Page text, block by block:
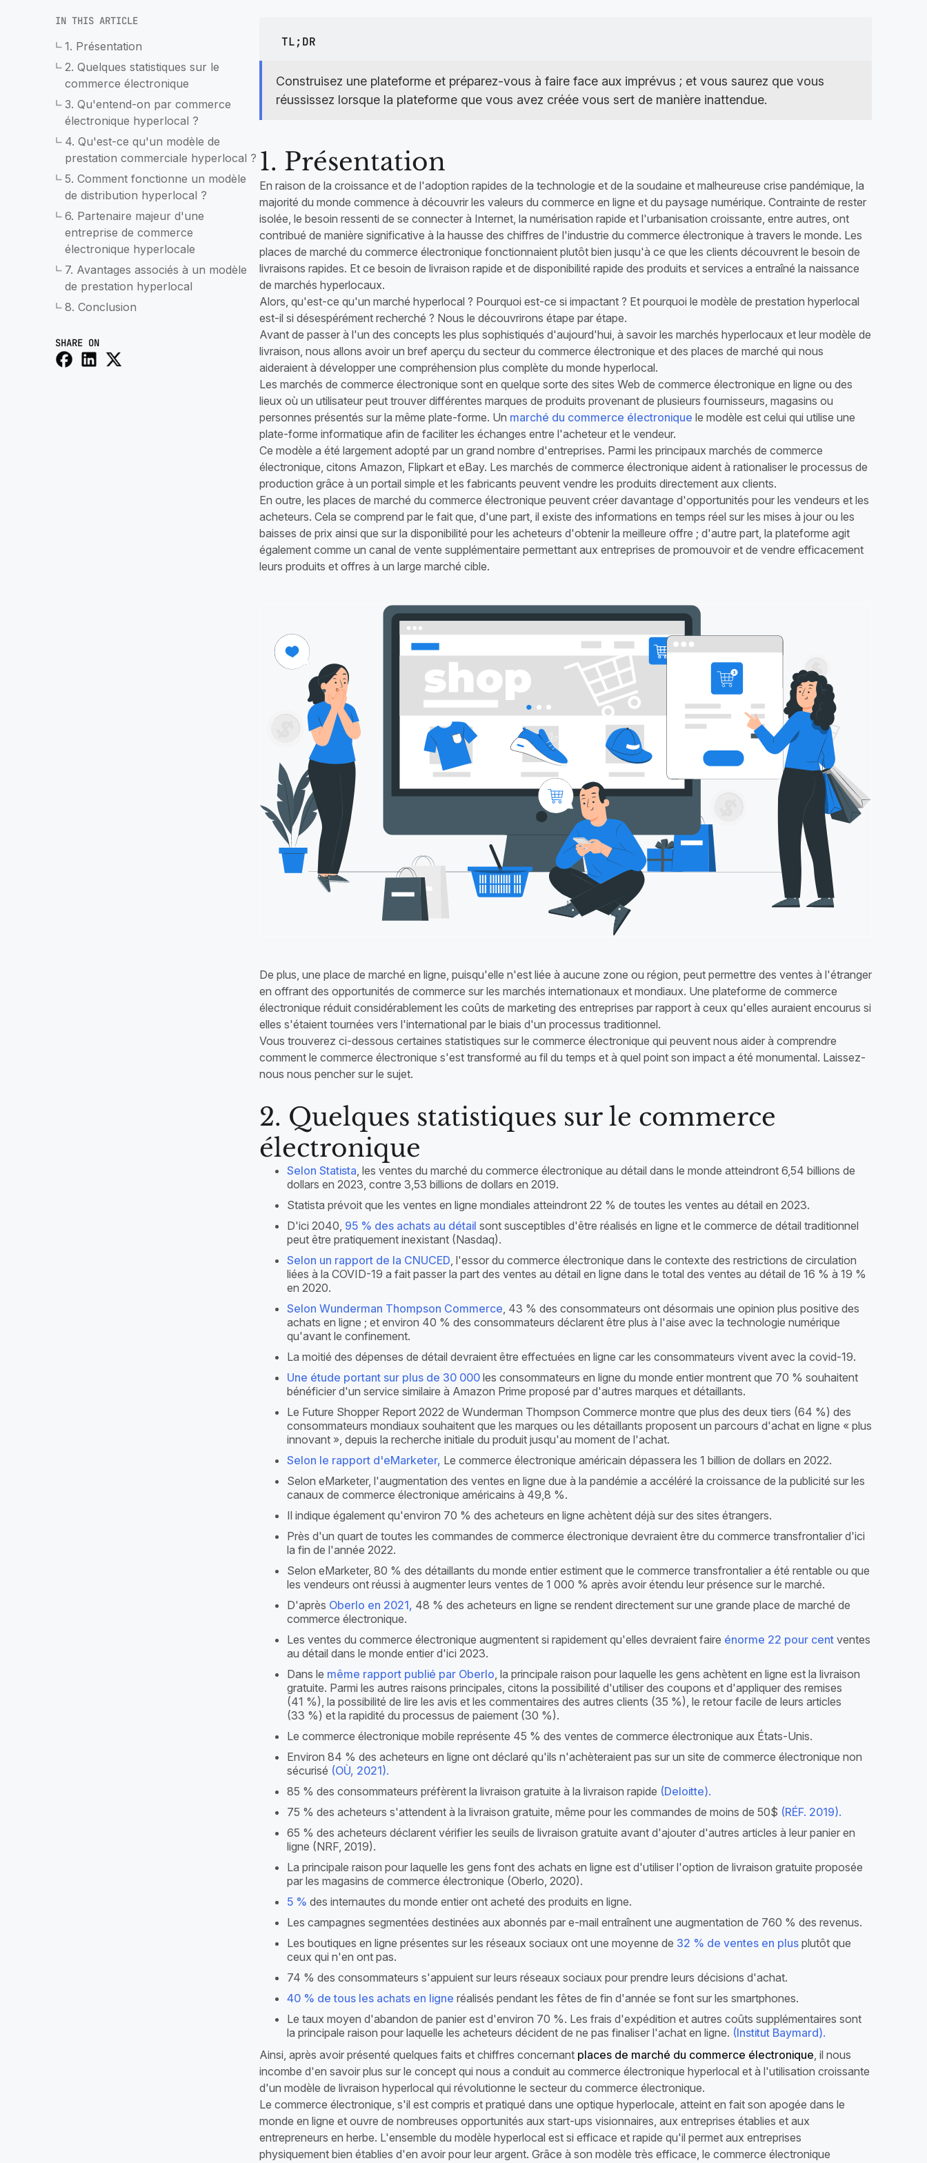
Gestion automatique des livraisons
Créez une application dédiée à la
pharmacie et à la livraison de
médicaments pour des magasins
indépendants ou des chaînes
IN THIS ARTICLE
1. Présentation
2. Quelques statistiques sur le
commerce électronique
3. Qu'entend-on par commerce
électronique hyperlocal ?
4. Qu'est-ce qu'un modèle de
prestation commerciale hyperlocal ?
5. Comment fonctionne un modèle
de distribution hyperlocal ?
6. Partenaire majeur d'une
entreprise de commerce
électronique hyperlocale
7. Avantages associés à un modèle
de prestation hyperlocal
8. Conclusion
SHARE ON
TL;DR
Construisez une plateforme et préparez-vous à faire face aux imprévus ; et vous saurez que vous
réussissez lorsque la plateforme que vous avez créée vous sert de manière inattendue.
1. Présentation
En raison de la croissance et de l'adoption rapides de la technologie et de la soudaine et malheureuse crise pandémique, la
majorité du monde commence à découvrir les valeurs du commerce en ligne et du paysage numérique. Contrainte de rester
isolée, le besoin ressenti de se connecter à Internet, la numérisation rapide et l'urbanisation croissante, entre autres, ont
contribué de manière significative à la hausse des chiffres de l'industrie du commerce électronique à travers le monde. Les
places de marché du commerce électronique fonctionnaient plutôt bien jusqu'à ce que les clients découvrent le besoin de
livraisons rapides. Et ce besoin de livraison rapide et de disponibilité rapide des produits et services a entraîné la naissance
de marchés hyperlocaux.
Alors, qu'est-ce qu'un marché hyperlocal ? Pourquoi est-ce si impactant ? Et pourquoi le modèle de prestation hyperlocal
est-il si désespérément recherché ? Nous le découvrirons étape par étape.
Avant de passer à l'un des concepts les plus sophistiqués d'aujourd'hui, à savoir les marchés hyperlocaux et leur modèle de
livraison, nous allons avoir un bref aperçu du secteur du commerce électronique et des places de marché qui nous
aideraient à développer une compréhension plus complète du monde hyperlocal.
Les marchés de commerce électronique sont en quelque sorte des sites Web de commerce électronique en ligne ou des
lieux où un utilisateur peut trouver différentes marques de produits provenant de plusieurs fournisseurs, magasins ou
personnes présentés sur la même plate-forme. Un marché du commerce électronique le modèle est celui qui utilise une
plate-forme informatique afin de faciliter les échanges entre l'acheteur et le vendeur.
Ce modèle a été largement adopté par un grand nombre d'entreprises. Parmi les principaux marchés de commerce
électronique, citons Amazon, Flipkart et eBay. Les marchés de commerce électronique aident à rationaliser le processus de
production grâce à un portail simple et les fabricants peuvent vendre les produits directement aux clients.
En outre, les places de marché du commerce électronique peuvent créer davantage d'opportunités pour les vendeurs et les
acheteurs. Cela se comprend par le fait que, d'une part, il existe des informations en temps réel sur les mises à jour ou les
baisses de prix ainsi que sur la disponibilité pour les acheteurs d'obtenir la meilleure offre ; d'autre part, la plateforme agit
également comme un canal de vente supplémentaire permettant aux entreprises de promouvoir et de vendre efficacement
leurs produits et offres à un large marché cible.
De plus, une place de marché en ligne, puisqu'elle n'est liée à aucune zone ou région, peut permettre des ventes à l'étranger
en offrant des opportunités de commerce sur les marchés internationaux et mondiaux. Une plateforme de commerce
électronique réduit considérablement les coûts de marketing des entreprises par rapport à ceux qu'elles auraient encourus si
elles s'étaient tournées vers l'international par le biais d'un processus traditionnel.
Vous trouverez ci-dessous certaines statistiques sur le commerce électronique qui peuvent nous aider à comprendre
comment le commerce électronique s'est transformé au fil du temps et à quel point son impact a été monumental. Laissez-
nous nous pencher sur le sujet.
2. Quelques statistiques sur le commerce
électronique
Selon Statista, les ventes du marché du commerce électronique au détail dans le monde atteindront 6,54 billions de
dollars en 2023, contre 3,53 billions de dollars en 2019.
Statista prévoit que les ventes en ligne mondiales atteindront 22 % de toutes les ventes au détail en 2023.
D'ici 2040, 95 % des achats au détail sont susceptibles d'être réalisés en ligne et le commerce de détail traditionnel
peut être pratiquement inexistant (Nasdaq).
Selon un rapport de la CNUCED, l'essor du commerce électronique dans le contexte des restrictions de circulation
liées à la COVID-19 a fait passer la part des ventes au détail en ligne dans le total des ventes au détail de 16 % à 19 %
en 2020.
Selon Wunderman Thompson Commerce, 43 % des consommateurs ont désormais une opinion plus positive des
achats en ligne ; et environ 40 % des consommateurs déclarent être plus à l'aise avec la technologie numérique
qu'avant le confinement.
La moitié des dépenses de détail devraient être effectuées en ligne car les consommateurs vivent avec la covid-19.
Une étude portant sur plus de 30 000 les consommateurs en ligne du monde entier montrent que 70 % souhaitent
bénéficier d'un service similaire à Amazon Prime proposé par d'autres marques et détaillants.
Le Future Shopper Report 2022 de Wunderman Thompson Commerce montre que plus des deux tiers (64 %) des
consommateurs mondiaux souhaitent que les marques ou les détaillants proposent un parcours d'achat en ligne « plus
innovant », depuis la recherche initiale du produit jusqu'au moment de l'achat.
Selon le rapport d'eMarketer, Le commerce électronique américain dépassera les 1 billion de dollars en 2022.
Selon eMarketer, l'augmentation des ventes en ligne due à la pandémie a accéléré la croissance de la publicité sur les
canaux de commerce électronique américains à 49,8 %.
Il indique également qu'environ 70 % des acheteurs en ligne achètent déjà sur des sites étrangers.
Près d'un quart de toutes les commandes de commerce électronique devraient être du commerce transfrontalier d'ici
la fin de l'année 2022.
Selon eMarketer, 80 % des détaillants du monde entier estiment que le commerce transfrontalier a été rentable ou que
les vendeurs ont réussi à augmenter leurs ventes de 1 000 % après avoir étendu leur présence sur le marché.
D'après Oberlo en 2021, 48 % des acheteurs en ligne se rendent directement sur une grande place de marché de
commerce électronique.
Les ventes du commerce électronique augmentent si rapidement qu'elles devraient faire énorme 22 pour cent ventes
au détail dans le monde entier d'ici 2023.
Dans le même rapport publié par Oberlo, la principale raison pour laquelle les gens achètent en ligne est la livraison
gratuite. Parmi les autres raisons principales, citons la possibilité d'utiliser des coupons et d'appliquer des remises
(41 %), la possibilité de lire les avis et les commentaires des autres clients (35 %), le retour facile de leurs articles
(33 %) et la rapidité du processus de paiement (30 %).
Le commerce électronique mobile représente 45 % des ventes de commerce électronique aux États-Unis.
Environ 84 % des acheteurs en ligne ont déclaré qu'ils n'achèteraient pas sur un site de commerce électronique non
sécurisé (OÙ, 2021).
85 % des consommateurs préfèrent la livraison gratuite à la livraison rapide (Deloitte).
75 % des acheteurs s'attendent à la livraison gratuite, même pour les commandes de moins de 50$ (RÉF. 2019).
65 % des acheteurs déclarent vérifier les seuils de livraison gratuite avant d'ajouter d'autres articles à leur panier en
ligne (NRF, 2019).
La principale raison pour laquelle les gens font des achats en ligne est d'utiliser l'option de livraison gratuite proposée
par les magasins de commerce électronique (Oberlo, 2020).
5 % des internautes du monde entier ont acheté des produits en ligne.
Les campagnes segmentées destinées aux abonnés par e-mail entraînent une augmentation de 760 % des revenus.
Les boutiques en ligne présentes sur les réseaux sociaux ont une moyenne de 32 % de ventes en plus plutôt que
ceux qui n'en ont pas.
74 % des consommateurs s'appuient sur leurs réseaux sociaux pour prendre leurs décisions d'achat.
40 % de tous les achats en ligne réalisés pendant les fêtes de fin d'année se font sur les smartphones.
Le taux moyen d'abandon de panier est d'environ 70 %. Les frais d'expédition et autres coûts supplémentaires sont
la principale raison pour laquelle les acheteurs décident de ne pas finaliser l'achat en ligne. (Institut Baymard).
Ainsi, après avoir présenté quelques faits et chiffres concernant places de marché du commerce électronique, il nous
incombe d'en savoir plus sur le concept qui nous a conduit au commerce électronique hyperlocal et à l'utilisation croissante
d'un modèle de livraison hyperlocal qui révolutionne le secteur du commerce électronique.
Le commerce électronique, s'il est compris et pratiqué dans une optique hyperlocale, atteint en fait son apogée dans le
monde en ligne et ouvre de nombreuses opportunités aux start-ups visionnaires, aux entreprises établies et aux
entrepreneurs en herbe. L'ensemble du modèle hyperlocal est si efficace et rapide qu'il permet aux entreprises
physiquement bien établies d'en avoir pour leur argent. Grâce à son modèle très efficace, le commerce électronique